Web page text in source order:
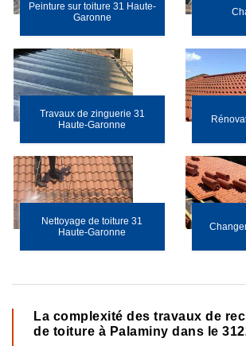
Peinture sur toiture 31 Haute-
Garonne
Travaux de zinguerie 31
Haute-Garonne
Nettoyage de toiture 31
Haute-Garonne
La complexité des travaux de
de toiture à Palaminy dans le